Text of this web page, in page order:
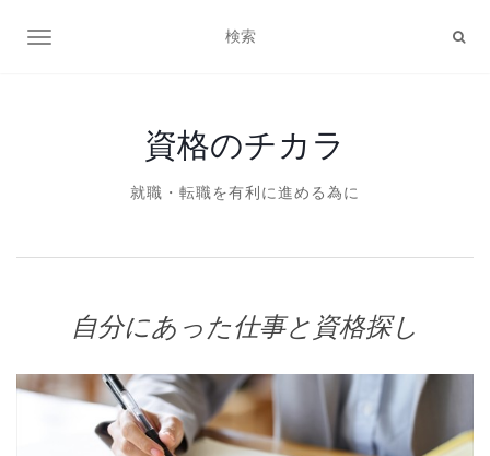
ナビゲーション切り替え
資格のチカラ
就職・転職を有利に進める為に
自分にあった仕事と資格探し